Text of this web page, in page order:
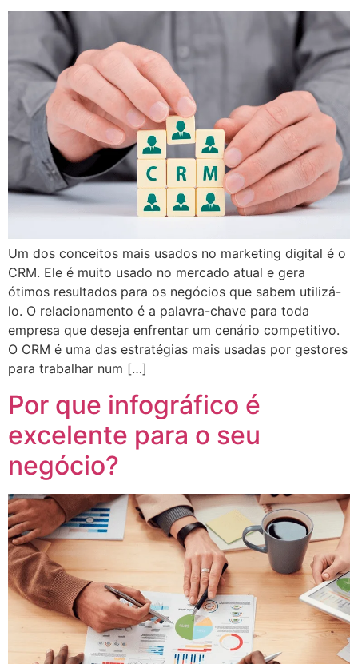
Um dos conceitos mais usados no marketing digital é o
CRM. Ele é muito usado no mercado atual e gera
ótimos resultados para os negócios que sabem utilizá-
lo. O relacionamento é a palavra-chave para toda
empresa que deseja enfrentar um cenário competitivo.
O CRM é uma das estratégias mais usadas por gestores
para trabalhar num […]
Por que infográfico é
excelente para o seu
negócio?